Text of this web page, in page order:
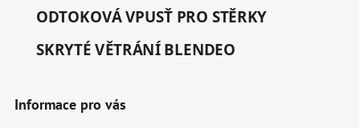
ODTOKOVÁ VPUSŤ PRO STĚRKY
SKRYTÉ VĚTRÁNÍ BLENDEO
Informace pro vás